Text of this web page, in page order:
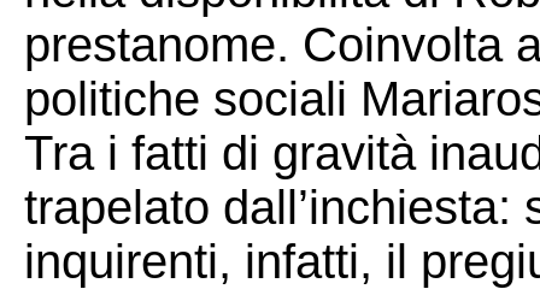
prestanome. Coinvolta
politiche sociali
Tra i fatti di gravità
trapelato
inquirenti, infatti, il